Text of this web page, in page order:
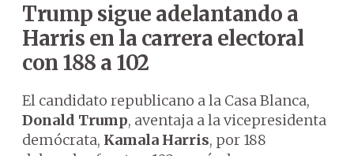
Trump sigue adelantando a
Harris en la carrera electoral
con 188 a 102
El candidato republicano a la Casa Blanca,
Donald Trump, aventaja a la vicepresidenta
demócrata, Kamala Harris, por 188